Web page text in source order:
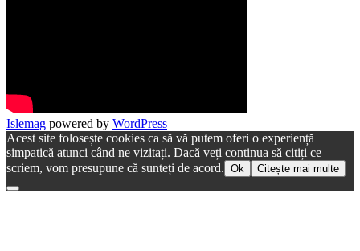
Islemag powered by WordPress
Acest site folosește cookies ca să vă putem oferi o experiență
simpatică atunci când ne vizitați. Dacă veți continua să citiți ce
scriem, vom presupune că sunteți de acord. Ok Citește mai multe